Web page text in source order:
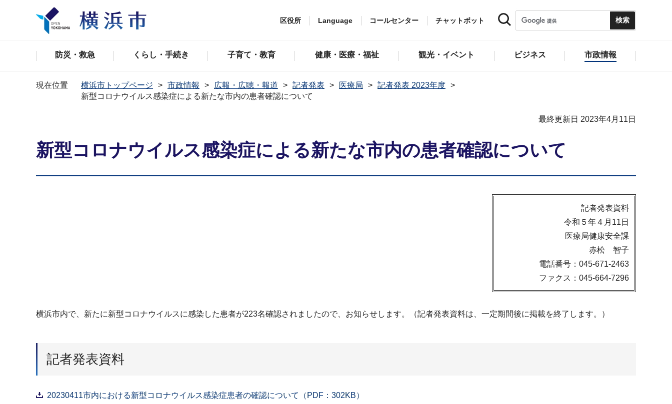
区役所 Language コールセンター チャットボット
防災・救急 くらし・手続き 子育て・教育 健康・医療・福祉 観光・イベント ビジネス 市政情報
現在位置 横浜市トップページ 市政情報 広報・広聴・報道 記者発表 医療局
記者発表 2023年度
新型コロナウイルス感染症による新たな市内の患者確認について
最終更新日 2023年4月11日
新型コロナウイルス感染症による新たな市内の患者確認について
記者発表資料
令和５年４月11日
医療局健康安全課
赤松 智子
電話番号：045-671-2463
ファクス：045-664-7296
横浜市内で、新たに新型コロナウイルスに感染した患者が223名確認されましたので、お知らせします。（記者発表資料は、一定期間後に掲載を終了します。）
記者発表資料
20230411市内における新型コロナウイルス感染症患者の確認について（PDF：302KB）